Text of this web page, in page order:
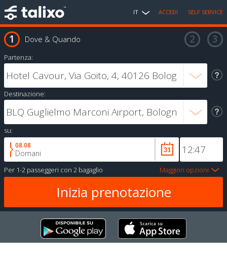
IT ACCEDI SELF SERVICE
Dove & Quando
Partenza:
Destinazione:
su:
08.08
Domani
Per 1-2 passeggeri con 2 bagaglio Maggiori opzioni